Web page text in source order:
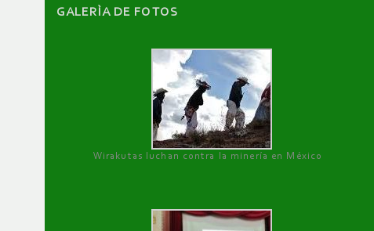
GALERÌA DE FOTOS
Wirakutas luchan contra la minería en México